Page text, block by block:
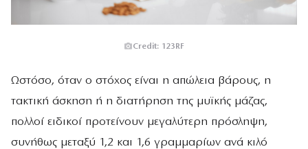
Credit: 123RF
Ωστόσο, όταν ο στόχος είναι η απώλεια βάρους, η
τακτική άσκηση ή η διατήρηση της μυϊκής μάζας,
πολλοί ειδικοί προτείνουν μεγαλύτερη πρόσληψη,
συνήθως μεταξύ 1,2 και 1,6 γραμμαρίων ανά κιλό